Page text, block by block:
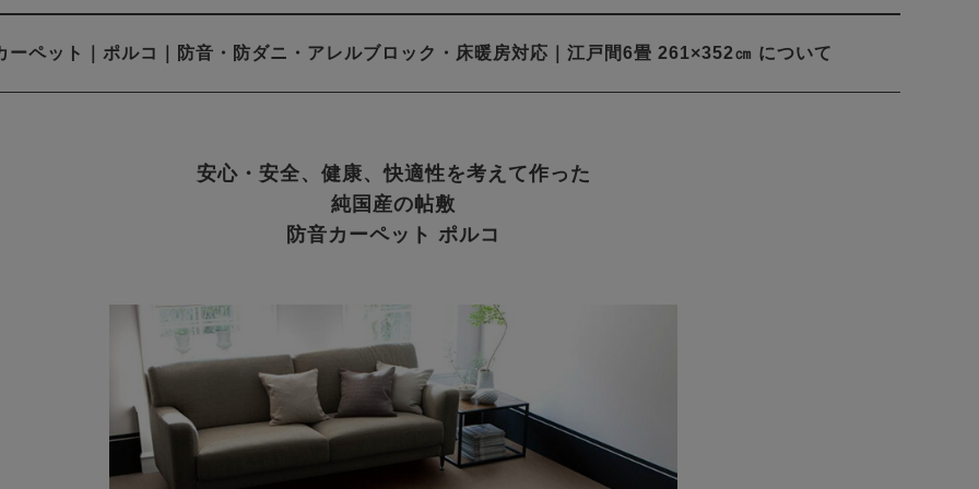
ーペット｜ポルコ｜防音・防ダニ・アレルブロック・床暖房対応｜江戸間6畳 261×352㎝ について
安心・安全、健康、快適性を考えて作った
純国産の帖敷
防音カーペット ポルコ